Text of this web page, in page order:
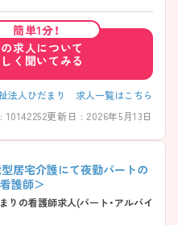
簡単1分！
求人について
く聞いてみる
法人ひだまり 求人一覧はこちら
10142252更新日 : 2026年5月13日
型居宅介護にて夜勤パートの
護師＞
りの看護師求人(パート・アルバイ